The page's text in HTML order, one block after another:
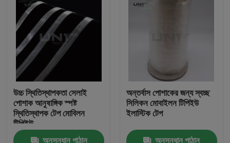
উচ্চ স্থিতিস্থাপকতা সেলাই
পোশাক আনুষাঙ্গিক স্পষ্ট
স্থিতিস্থাপক টেপ মোবিলন
টিপিইউ
অনুসন্ধান পাঠান
অন্তর্বাস পোশাকের জন্য স্বচ্ছ
সিলিকন মোবাইলন টিপিইউ
ইলাস্টিক টেপ
অনুসন্ধান পাঠান